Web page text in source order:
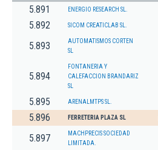
5.891 ENERGIO RESEARCH SL.
5.892 SICOM CREATICLAB SL.
5.893
AUTOMATISMOS CORTEN
SL
5.894
FONTANERIA Y
CALEFACCION BRANDARIZ
SL
5.895 ARENALMTPS SL.
5.896 FERRETERIA PLAZA SL
5.897
MACHPRECIS SOCIEDAD
LIMITADA.